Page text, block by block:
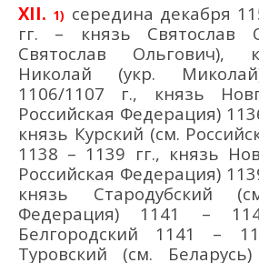
XII. 1) середина декабря
гг. – князь Святослав
Святослав Ольгович),
Николай (укр.
1106/1107 г., князь
Российская Федерация)
князь Курский (см.
1138 – 1139 гг., князь
Российская Федерация)
князь Стародубский
Федерация) 1141 –
Белгородский 1141 –
Туровский (см.